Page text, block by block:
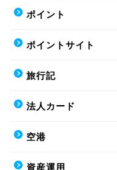
ポイント
ポイントサイト
旅行記
法人カード
空港
資産運用